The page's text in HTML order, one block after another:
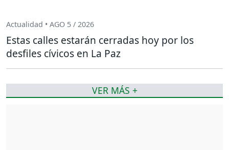
Actualidad • AGO 5 / 2026
Estas calles estarán cerradas hoy por los
desfiles cívicos en La Paz
VER MÁS +